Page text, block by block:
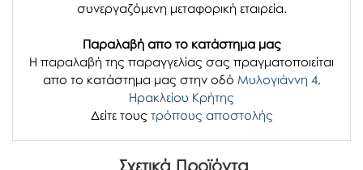
συνεργαζόμενη μεταφορική εταιρεία.
Παραλαβή απο το κατάστημα μας
H παραλαβή της παραγγελίας σας πραγματοποιείται
απο το κατάστημα μας στην οδό Μυλογιάννη 4,
Ηρακλείου Κρήτης
Δείτε τους τρόπους αποστολής
Σχετικά Προϊόντα